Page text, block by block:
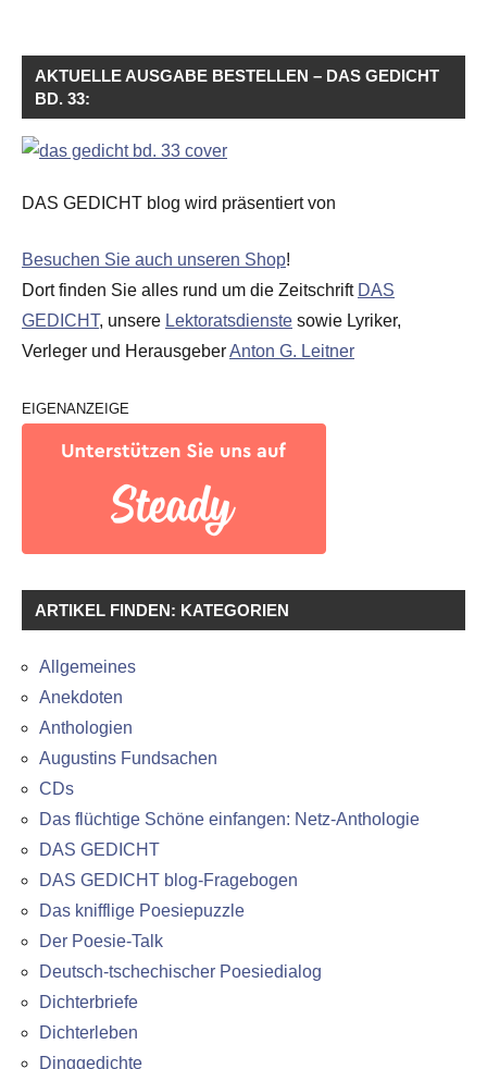
AKTUELLE AUSGABE BESTELLEN – DAS GEDICHT
BD. 33:
DAS GEDICHT blog wird präsentiert von
Besuchen Sie auch unseren Shop!
Dort finden Sie alles rund um die Zeitschrift DAS
GEDICHT, unsere Lektoratsdienste sowie Lyriker,
Verleger und HerausgeberAnton G. Leitner
EIGENANZEIGE
ARTIKEL FINDEN: KATEGORIEN
Allgemeines
Anekdoten
Anthologien
Augustins Fundsachen
CDs
Das flüchtige Schöne einfangen: Netz-Anthologie
DAS GEDICHT
DAS GEDICHT blog-Fragebogen
Das knifflige Poesiepuzzle
Der Poesie-Talk
Deutsch-tschechischer Poesiedialog
Dichterbriefe
Dichterleben
Dinggedichte